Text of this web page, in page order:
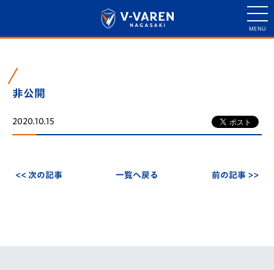
非公開
2020.10.15
<< 次の記事 一覧へ戻る 前の記事 >>